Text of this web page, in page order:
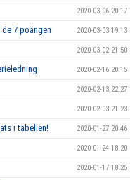
2020-03-06 20:17
7 poängen 2020-03-03 19:13
2020-03-02 21:50
2020-02-16 20:15
2020-02-13 22:27
2020-02-03 21:23
i tabellen! 2020-01-27 20:46
2020-01-24 18:20
2020-01-17 18:25